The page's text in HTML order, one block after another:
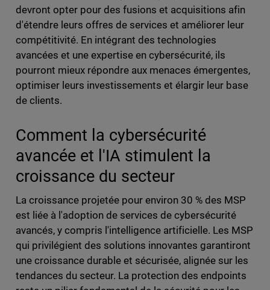
devront opter pour des fusions et acquisitions afin
d'étendre leurs offres de services et améliorer leur
compétitivité. En intégrant des technologies
avancées et une expertise en cybersécurité, ils
pourront mieux répondre aux menaces émergentes,
optimiser leurs investissements et élargir leur base
de clients.
Comment la cybersécurité
avancée et l'IA stimulent la
croissance du secteur
La croissance projetée pour environ 30 % des MSP
est liée à l'adoption de services de cybersécurité
avancés, y compris l'intelligence artificielle. Les MSP
qui privilégient des solutions innovantes garantiront
une croissance durable et sécurisée, alignée sur les
tendances du secteur. La protection des endpoints